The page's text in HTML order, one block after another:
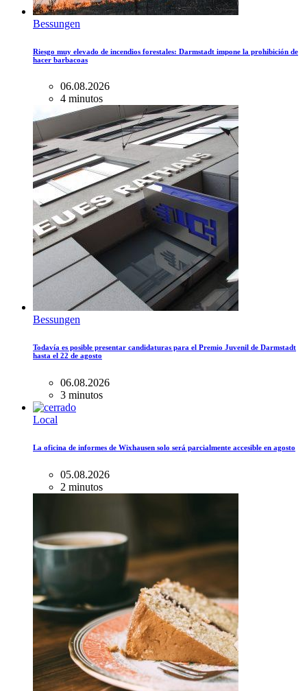
Bessungen
Riesgo muy elevado de incendios forestales: Darmstadt impone la prohibición de
hacer barbacoas
06.08.2026
4 minutos
Bessungen
Todavía es posible presentar candidaturas para el Premio Juvenil de Darmstadt
hasta el 22 de agosto
06.08.2026
3 minutos
Local
La oficina de informes de Wixhausen solo será parcialmente accesible en agosto
05.08.2026
2 minutos